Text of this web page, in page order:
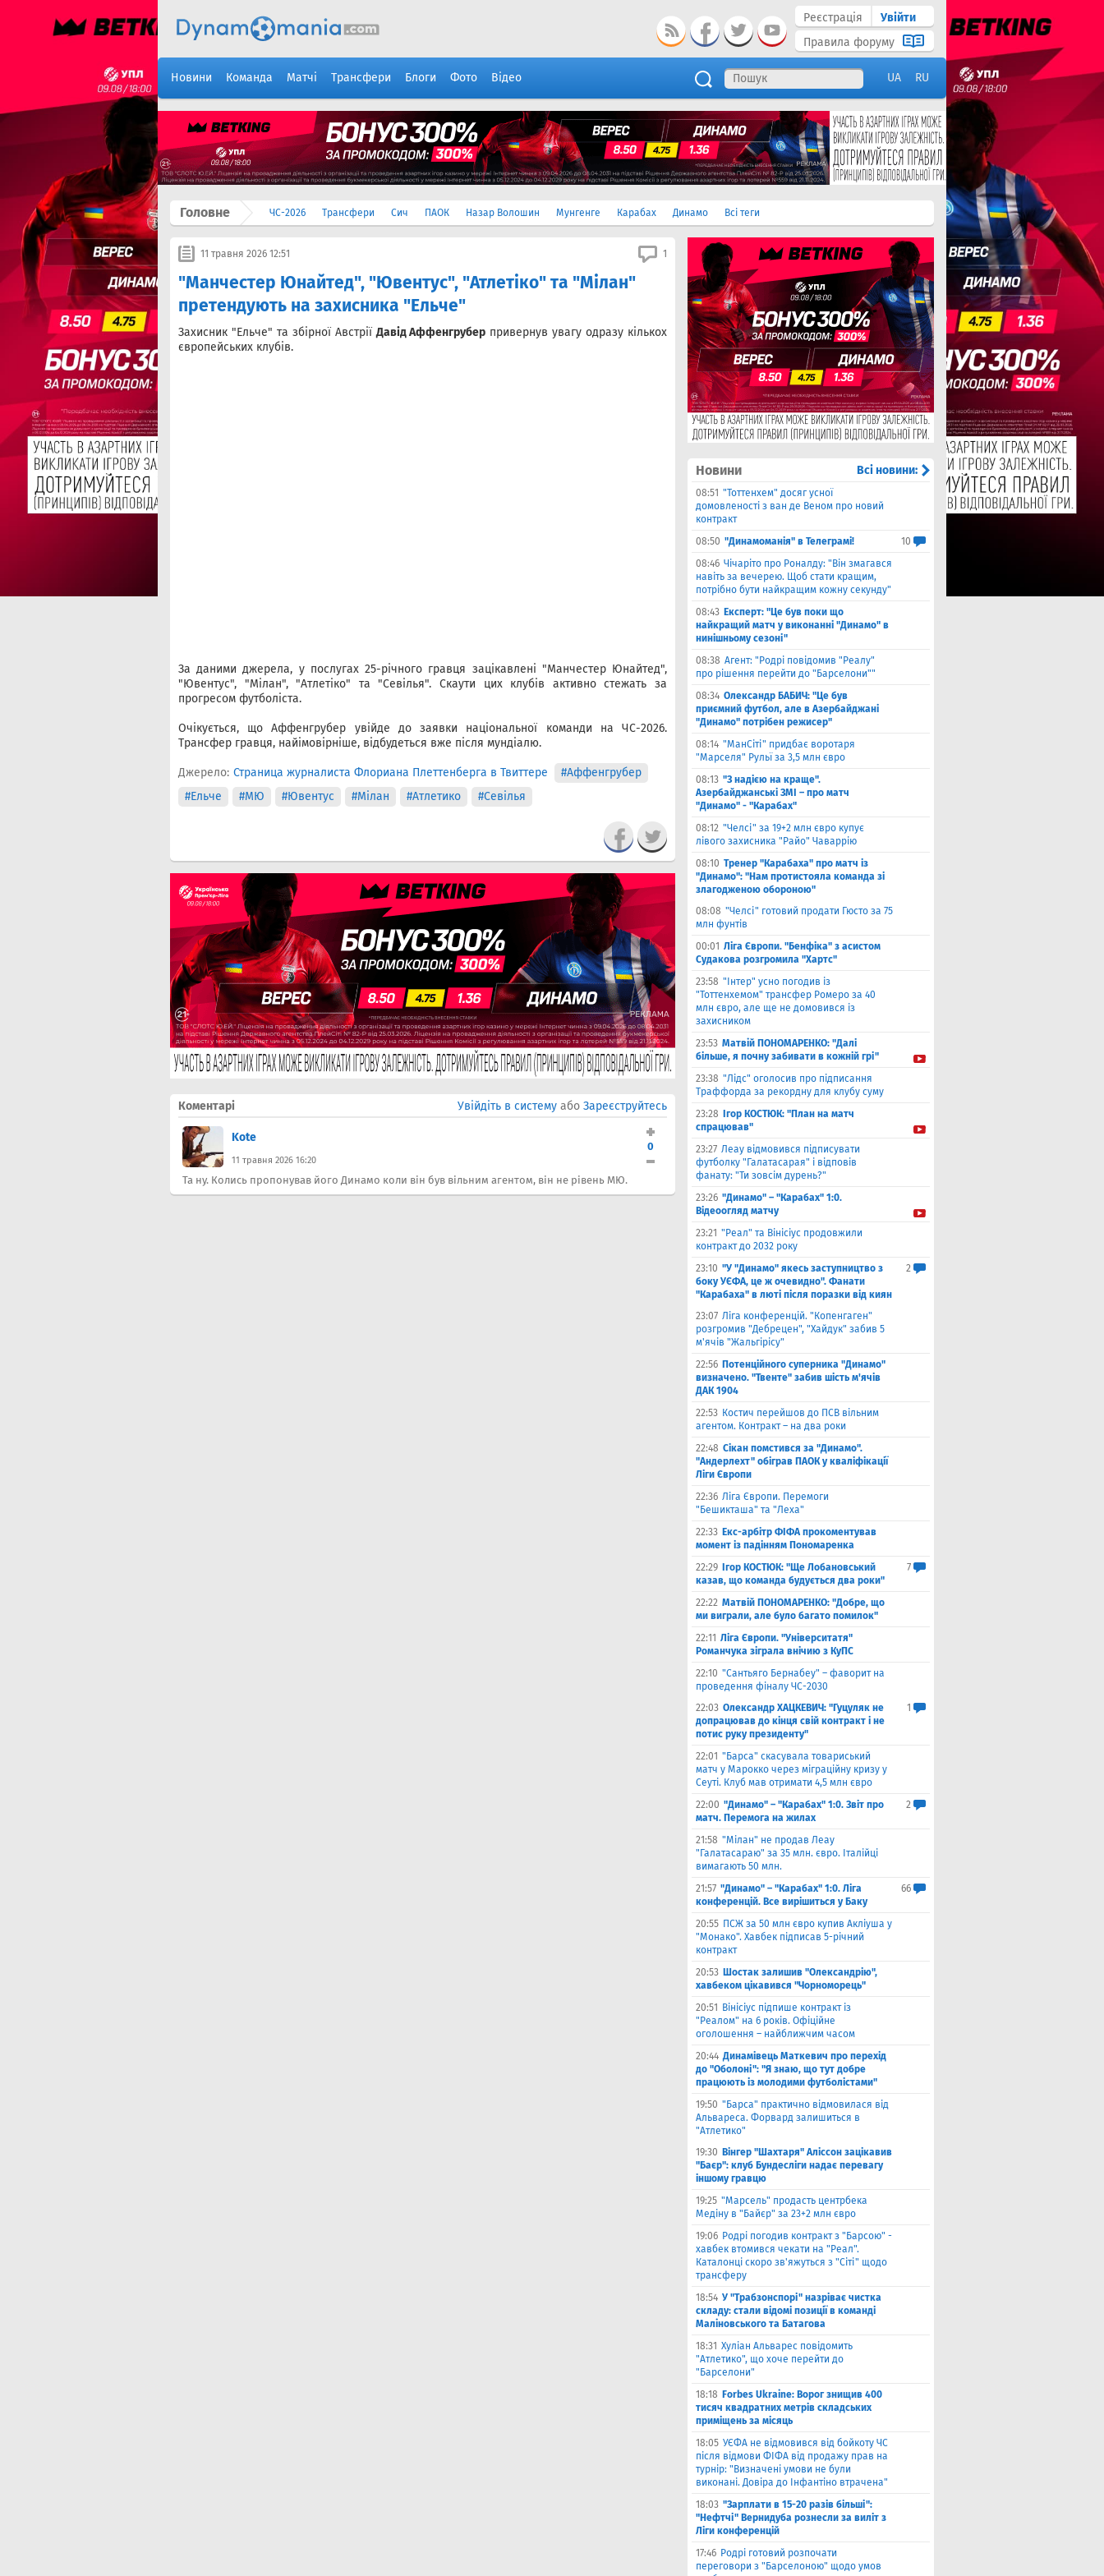
Реєстрація
Увійти
Правила форуму
Новини Команда Матчі Трансфери Блоги Фото Відео UA RU
Головне ЧС-2026 Трансфери Сич ПАОК Назар Волошин Мунгенге Карабах Динамо Всі теги
11 травня 2026 12:51 1
"Манчестер Юнайтед", "Ювентус", "Атлетіко" та "Мілан"
претендують на захисника "Ельче"
Захисник "Ельче" та збірної АвстріїДавід Аффенгрубер привернув увагу одразу кількох
європейських клубів.
За даними джерела, у послугах 25-річного гравця зацікавлені "Манчестер Юнайтед",
"Ювентус", "Мілан", "Атлетіко" та "Севілья". Скаути цих клубів активно стежать за
прогресом футболіста.
Очікується, що Аффенгрубер увійде до заявки національної команди на ЧС-2026.
Трансфер гравця, найімовірніше, відбудеться вже після мундіалю.
Джерело: Страница журналиста Флориана Плеттенберга в Твиттере
#Аффенгрубер
#Ельче
#МЮ #Ювентус #Мілан #Атлетико #Севілья
Коментарі Увійдіть в систему або Зареєструйтесь
Kote
11 травня 2026 16:20
0
Та ну. Колись пропонував його Динамо коли він був вільним агентом, він не рівень МЮ.
Новини Всі новини:
08:51 "Тоттенхем" досяг усної
домовленості з ван де Веном про новий
контракт
08:50 "Динамоманія" в Телеграмі!
10
08:46 Чiчаріто про Роналду: "Він змагався
навіть за вечерею. Щоб стати кращим,
потрібно бути найкращим кожну секунду"
08:43 Експерт: "Це був поки що
найкращий матч у виконанні "Динамо" в
нинішньому сезоні"
08:38 Агент: "Родрі повідомив "Реалу"
про рішення перейти до "Барселони""
08:34 Олександр БАБИЧ: "Це був
приємний футбол, але в Азербайджані
"Динамо" потрібен режисер"
08:14 "МанСіті" придбає воротаря
"Марселя" Рульї за 3,5 млн євро
08:13 "З надією на краще".
Азербайджанські ЗМІ – про матч
"Динамо" - "Карабах"
08:12 "Челсі" за 19+2 млн євро купує
лівого захисника "Райо" Чаваррію
08:10 Тренер "Карабаха" про матч із
"Динамо": "Нам протистояла команда зі
злагодженою обороною"
08:08 "Челсі" готовий продати Гюсто за 75
млн фунтів
00:01 Ліга Європи. "Бенфіка" з асистом
Судакова розгромила "Хартс"
23:58 "Інтер" усно погодив із
"Тоттенхемом" трансфер Ромеро за 40
млн євро, але ще не домовився із
захисником
23:53 Матвiй ПОНОМАРЕНКО: "Далі
більше, я почну забивати в кожній грі"
23:38 "Лідс" оголосив про підписання
Траффорда за рекордну для клубу суму
23:28
Ігор КОСТЮК: "План на матч
спрацював"
23:27 Леау відмовився підписувати
футболку "Галатасарая" і відповів
фанату: "Ти зовсім дурень?"
23:26 "Динамо" – "Карабах" 1:0.
Відеоогляд матчу
23:21 "Реал" та Вінісіус продовжили
контракт до 2032 року
23:10 "У "Динамо" якесь заступництво з
боку УЄФА, це ж очевидно". Фанати
"Карабаха" в люті після поразки від киян
2
23:07 Ліга конференцій. "Копенгаген"
розгромив "Дебрецен", "Хайдук" забив 5
м'ячів "Жальгірісу"
22:56 Потенційного суперника "Динамо"
визначено. "Твенте" забив шість м'ячів
ДАК 1904
22:53 Костич перейшов до ПСВ вільним
агентом. Контракт – на два роки
22:48 Сікан помстився за "Динамо".
"Андерлехт" обіграв ПАОК у кваліфікації
Ліги Європи
22:36 Ліга Європи. Перемоги
"Бешикташа" та "Леха"
22:33 Екс-арбітр ФІФА прокоментував
момент із падінням Пономаренка
22:29
Ігор КОСТЮК: "Ще Лобановський
казав, що команда будується два роки"
7
22:22 Матвій ПОНОМАРЕНКО: "Добре, що
ми виграли, але було багато помилок"
22:11 Ліга Європи. "Університатя"
Романчука зіграла внічию з КуПС
22:10 "Сантьяго Бернабеу" – фаворит на
проведення фіналу ЧС-2030
22:03 Олександр ХАЦКЕВИЧ: "Гуцуляк не
допрацював до кінця свій контракт і не
потис руку президенту"
1
22:01 "Барса" скасувала товариський
матч у Марокко через міграційну кризу у
Сеуті. Клуб мав отримати 4,5 млн євро
22:00 "Динамо" – "Карабах" 1:0. Звіт про
матч. Перемога на жилах
2
21:58 "Мілан" не продав Леау
"Галатасараю" за 35 млн. євро. Італійці
вимагають 50 млн.
21:57 "Динамо" – "Карабах" 1:0. Ліга
конференцій. Все вирішиться у Баку
66
20:55 ПСЖ за 50 млн євро купив Акліуша у
"Монако". Хавбек підписав 5-річний
контракт
20:53 Шостак залишив "Олександрію",
хавбеком цікавився "Чорноморець"
20:51
Вінісіус підпише контракт із
"Реалом" на 6 років. Офіційне
оголошення – найближчим часом
20:44 Динамівець Маткевич про перехід
до "Оболоні": "Я знаю, що тут добре
працюють із молодими футболістами"
19:50 "Барса" практично відмовилася від
Альвареса. Форвард залишиться в
"Атлетико"
19:30 Вінгер "Шахтаря" Аліссон зацікавив
"Баєр": клуб Бундесліги надає перевагу
іншому гравцю
19:25 "Марсель" продасть центрбека
Медіну в "Байєр" за 23+2 млн євро
19:06 Родрі погодив контракт з "Барсою" -
хавбек втомився чекати на "Реал".
Каталонці скоро зв'яжуться з "Сіті" щодо
трансферу
18:54 У "Трабзонспорі" назріває чистка
складу: стали відомі позиції в команді
Малiновського та Батагова
18:31 Хуліан Альварес повідомить
"Атлетико", що хоче перейти до
"Барселони"
18:18 Forbes Ukraine: Ворог знищив 400
тисяч квадратних метрів складських
приміщень за місяць
18:05 УЄФА не відмовився від бойкоту ЧС
після відмови ФІФА від продажу прав на
турнір: "Визначені умови не були
виконані. Довіра до Інфантіно втрачена"
18:03 "Зарплати в 15-20 разів більші":
"Нефтчі" Вернидуба рознесли за виліт з
Ліги конференцій
17:46 Родрі готовий розпочати
переговори з "Барселоною" щодо умов